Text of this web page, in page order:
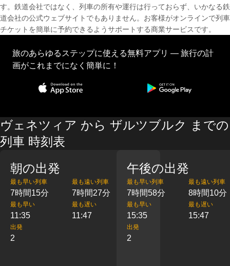
す。鉄道会社ではなく、列車の所有や運行は行っておらず、いかなる鉄
道会社の公式ウェブサイトでもありません。お客様がオンラインで列車
チケットを簡単に予約できるようサポートする商業サービスです。
旅のあらゆるステップに使える無料アプリ — 旅行の計
画がこれまでになく簡単に！
ヴェネツィア から ザルツブルク までの
列車 時刻表
朝の出発
最も早い列車
7時間15分
最も遠い列車
7時間27分
最も早い
11:35
最も遅い
11:47
出発
2
午後の出発
最も早い列車
7時間58分
最も遠い列車
8時間10分
最も早い
15:35
最も遅い
15:47
出発
2